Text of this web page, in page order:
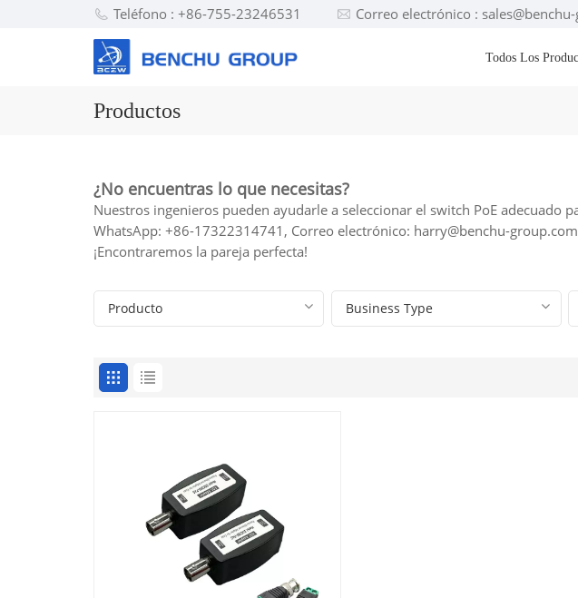
Teléfono : +86-755-23246531 Correo electrónico :
Todos Los
Productos
¿No encuentras lo que necesitas?
Nuestros ingenieros pueden ayudarle a seleccionar el switch PoE adecuado
WhatsApp: +86-17322314741, Correo electrónico: harry@benchu-group.com
¡Encontraremos la pareja perfecta!